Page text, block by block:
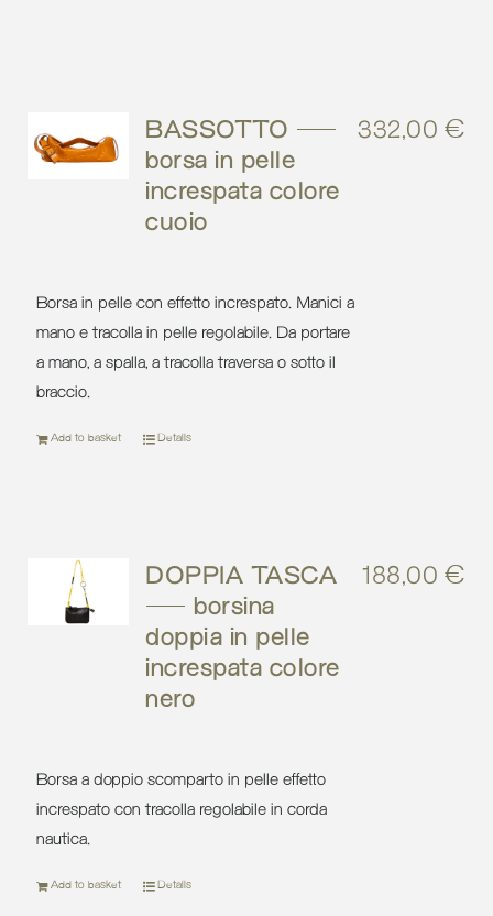
BASSOTTO –
borsa in pelle
increspata colore
cuoio
332,00€
Borsa in pelle con effetto increspato. Manici a
mano e tracolla in pelle regolabile. Da portare
a mano, a spalla, a tracolla traversa o sotto il
braccio.
Add to basket Details
DOPPIA TASCA
– borsina
doppia in pelle
increspata colore
nero
188,00€
Borsa a doppio scomparto in pelle effetto
increspato con tracolla regolabile in corda
nautica.
Add to basket Details